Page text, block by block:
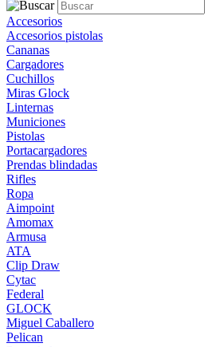
Accesorios
Accesorios pistolas
Cananas
Cargadores
Cuchillos
Miras Glock
Linternas
Municiones
Pistolas
Portacargadores
Prendas blindadas
Rifles
Ropa
Aimpoint
Amomax
Armusa
ATA
Clip Draw
Cytac
Federal
GLOCK
Miguel Caballero
Pelican